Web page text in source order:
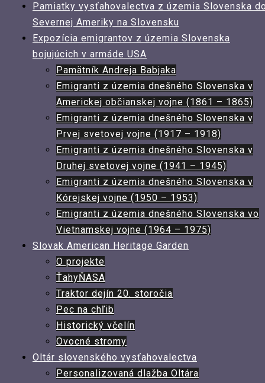
Pamiatky vysťahovalectva z územia Slovenska
Severnej Ameriky na Slovensku
Expozícia emigrantov z územia Slovenska
bojujúcich v armáde USA
Pamätník Andreja Babjaka
Emigranti z územia dnešného Slovenska v
Americkej občianskej vojne (1861 – 1865)
Emigranti z územia dnešného Slovenska v
Prvej svetovej vojne (1917 – 1918)
Emigranti z územia dnešného Slovenska v
Druhej svetovej vojne (1941 – 1945)
Emigranti z územia dnešného Slovenska v
Kórejskej vojne (1950 – 1953)
Emigranti z územia dnešného Slovenska vo
Vietnamskej vojne (1964 – 1975)
Slovak American Heritage Garden
O projekte
ŤahyŇASA
Traktor dejín 20. storočia
Pec na chľib
Historický včelín
Ovocné stromy
Oltár slovenského vysťahovalectva
Personalizovaná dlažba Oltára